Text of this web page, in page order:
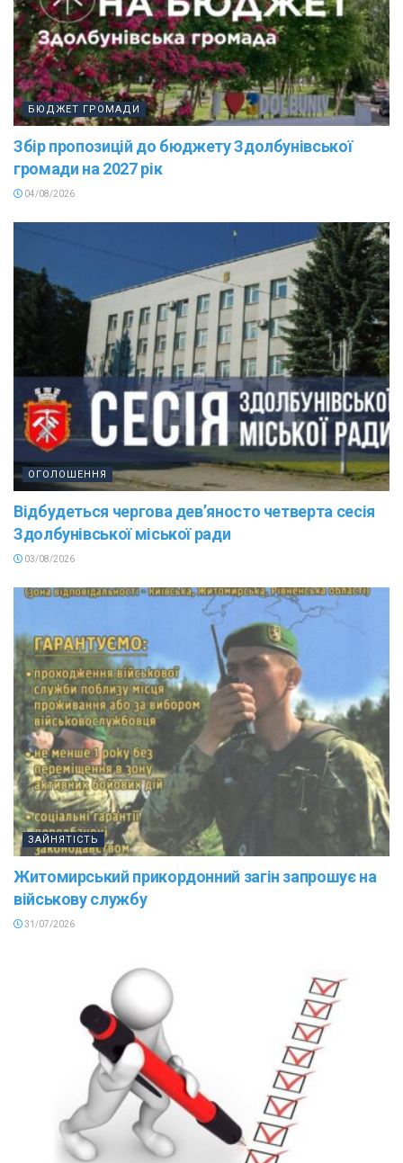
БЮДЖЕТ ГРОМАДИ
Збір пропозицій до бюджету Здолбунівської
громади на 2027 рік
04/08/2026
ОГОЛОШЕННЯ
Відбудеться чергова дев’яносто четверта сесія
Здолбунівської міської ради
03/08/2026
ЗАЙНЯТІСТЬ
Житомирський прикордонний загін запрошує на
військову службу
31/07/2026